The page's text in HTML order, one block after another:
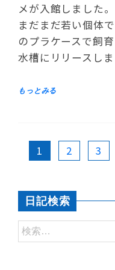
メが入館しました
まだまだ若い個体
のプラケースで飼
水槽にリリースし
1 2 3
日記検索